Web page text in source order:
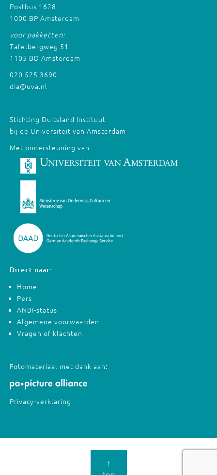
Postbus 1628
1000 BP Amsterdam
voor pakketten:
Tafelbergweg 51
1105 BD Amsterdam
020 525 3690
dia@uva.nl
Stichting Duitsland Instituut
bij de Universiteit van Amsterdam
Met ondersteuning van
Direct naar:
Home
Pers
ANBI-status
Algemene voorwaarden
Vragen of klachten
Fotomateriaal met dank aan:
Privacy-verklaring
↑